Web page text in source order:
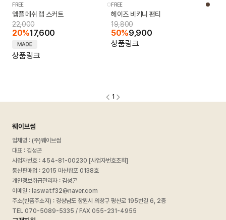
FREE
엠플 메쉬 랩 스커트
22,000
20%17,600
상품링크
FREE
헤이즈 비키니 팬티
19,800
50%9,900
상품링크
1
웨이브썸
업체명 : (주)웨이브썸
대표 : 김성곤
사업자번호 : 454-81-00230 [사업자번호조회]
통신판매업 : 2015 마산합포 0138호
개인정보취급관리자 : 김성곤
이메일 : laswatf32@naver.com
주소(반품주소지) : 경상남도 창원시 의창구 평산로 195번길 6, 2층
TEL 070-5089-5335 / FAX 055-231-4955